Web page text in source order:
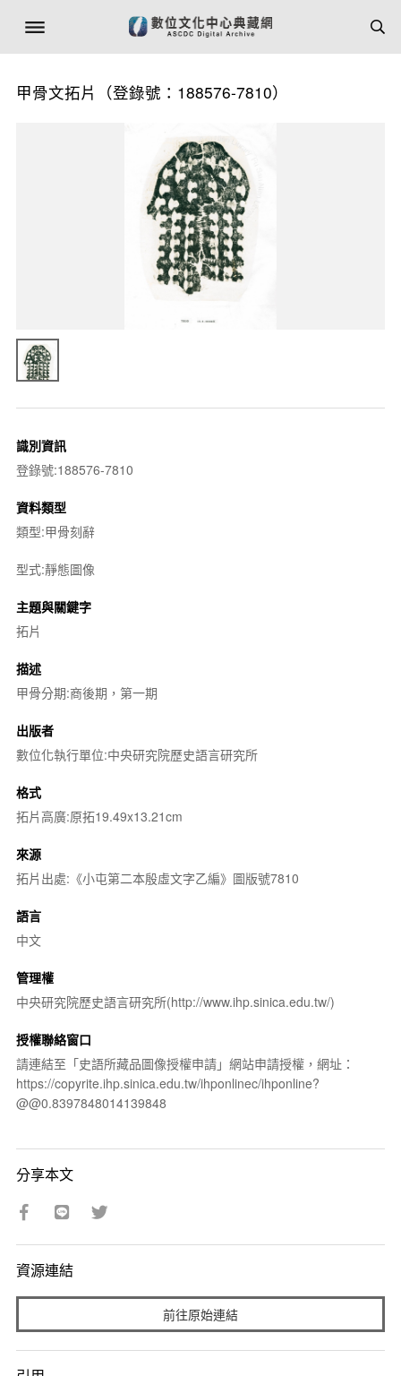
甲骨文拓片（登錄號：188576-7810）
識別資訊
登錄號:188576-7810
資料類型
類型:甲骨刻辭
型式:靜態圖像
主題與關鍵字
拓片
描述
甲骨分期:商後期，第一期
出版者
數位化執行單位:中央研究院歷史語言研究所
格式
拓片高廣:原拓19.49x13.21cm
來源
拓片出處:《小屯第二本殷虛文字乙編》圖版號7810
語言
中文
管理權
中央研究院歷史語言研究所(http://www.ihp.sinica.edu.tw/)
授權聯絡窗口
請連結至「史語所藏品圖像授權申請」網站申請授權，網址：
https://copyrite.ihp.sinica.edu.tw/ihponlinec/ihponline?
@@0.8397848014139848
分享本文
資源連結
前往原始連結